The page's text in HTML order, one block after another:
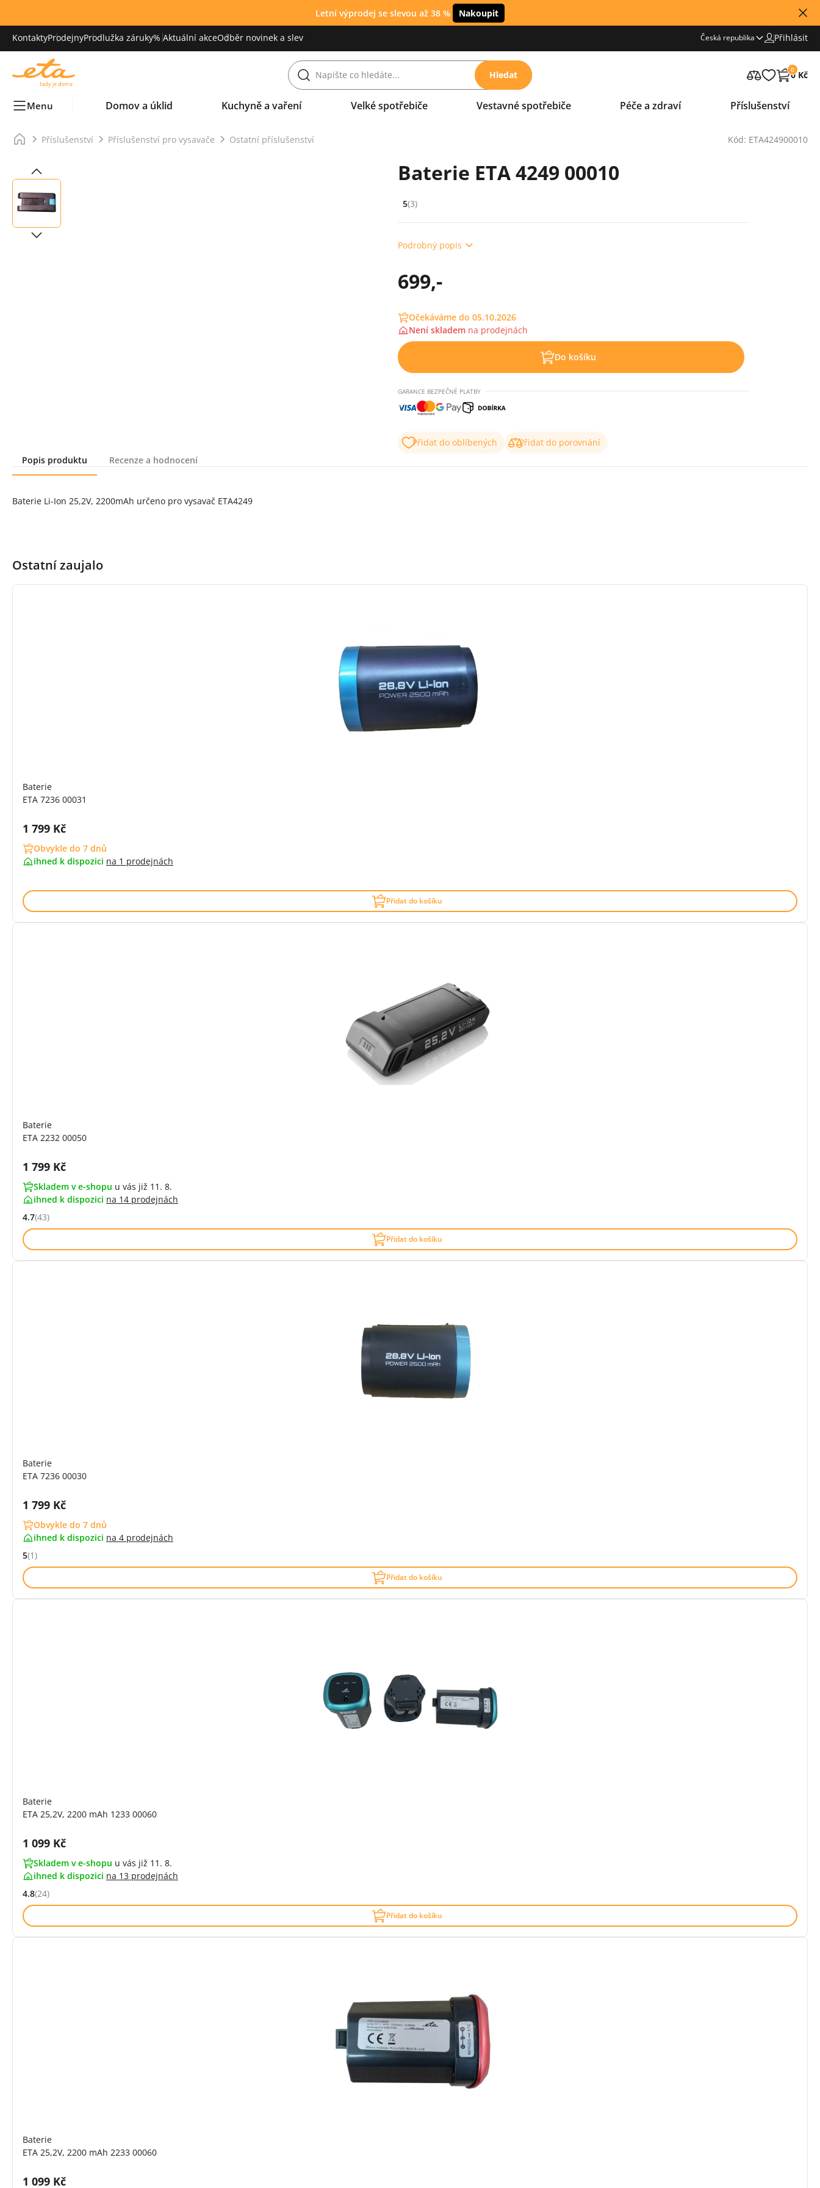
Letní výprodej se slevou až 38 % Nakoupit
KontaktyProdejnyProdlužka záruky% Aktuální akceOdběr novinek a slev Česká republika Přihlásit
Hledat 0
0 Kč
Menu Domov a úklid Kuchyně a vaření Velké spotřebiče Vestavné spotřebiče Péče a zdraví Příslušenství
Příslušenství Příslušenství pro vysavače Ostatní příslušenství Kód: ETA424900010
Baterie ETA 4249 00010
Hodnocení: 5 z 5 (3 recenzí)
5(3)
Podrobný popis
699,-
Očekáváme do 05.10.2026
Není skladem na prodejnách
Do košíku
GARANCE BEZPEČNÉ PLATBY
Přidat do oblíbených
Přidat do porovnání
Popis produktu
Recenze a hodnocení
Baterie Li-Ion 25,2V, 2200mAh určeno pro vysavač ETA4249
Ostatní zaujalo
Baterie
ETA 7236 00031
Cena s DPH:
1 799 Kč
Obvykle do 7 dnů
ihned k dispozici na 1 prodejnách
Přidat do košíku
Baterie
ETA 2232 00050
Cena s DPH:
1 799 Kč
Skladem v e-shopu u vás již 11. 8.
ihned k dispozici na 14 prodejnách
Hodnocení: 4.7 z 5 (43 recenzí)
4.7(43)
Přidat do košíku
Baterie
ETA 7236 00030
Cena s DPH:
1 799 Kč
Obvykle do 7 dnů
ihned k dispozici na 4 prodejnách
Hodnocení: 5 z 5 (1 recenzí)
5(1)
Přidat do košíku
Baterie
ETA 25,2V, 2200 mAh 1233 00060
Cena s DPH:
1 099 Kč
Skladem v e-shopu u vás již 11. 8.
ihned k dispozici na 13 prodejnách
Hodnocení: 4.8 z 5 (24 recenzí)
4.8(24)
Přidat do košíku
Baterie
ETA 25,2V, 2200 mAh 2233 00060
Cena s DPH:
1 099 Kč